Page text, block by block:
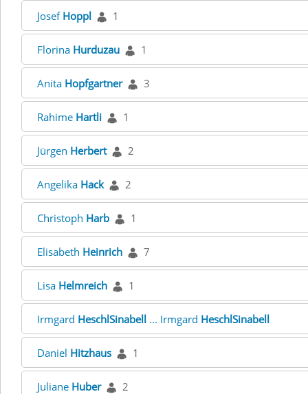
Josef Hoppl 1
Florina Hurduzau 1
Anita Hopfgartner 3
Rahime Hartli 1
Jürgen Herbert 2
Angelika Hack 2
Christoph Harb 1
Elisabeth Heinrich 7
Lisa Helmreich 1
Irmgard HeschlSinabell ... Irmgard HeschlSinabell
Daniel Hitzhaus 1
Juliane Huber 2